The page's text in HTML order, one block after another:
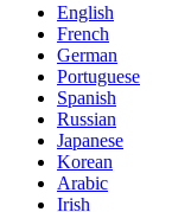
English
French
German
Portuguese
Spanish
Russian
Japanese
Korean
Arabic
Irish